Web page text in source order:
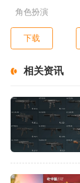
角色扮演
下载
相关资讯